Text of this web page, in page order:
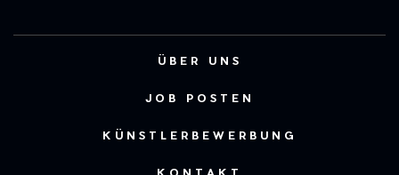
ÜBER UNS
JOB POSTEN
KÜNSTLERBEWERBUNG
KONTAKT